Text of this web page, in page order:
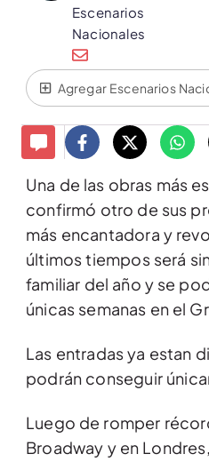
Escenarios
Nacionales
Agregar Escenarios
Una de las obras más
confirmó otro de sus
más encantadora y
últimos tiempos será
familiar del año y se
únicas semanas en el
Las entradas ya estan
podrán conseguir
Luego de romper
Broadway y en